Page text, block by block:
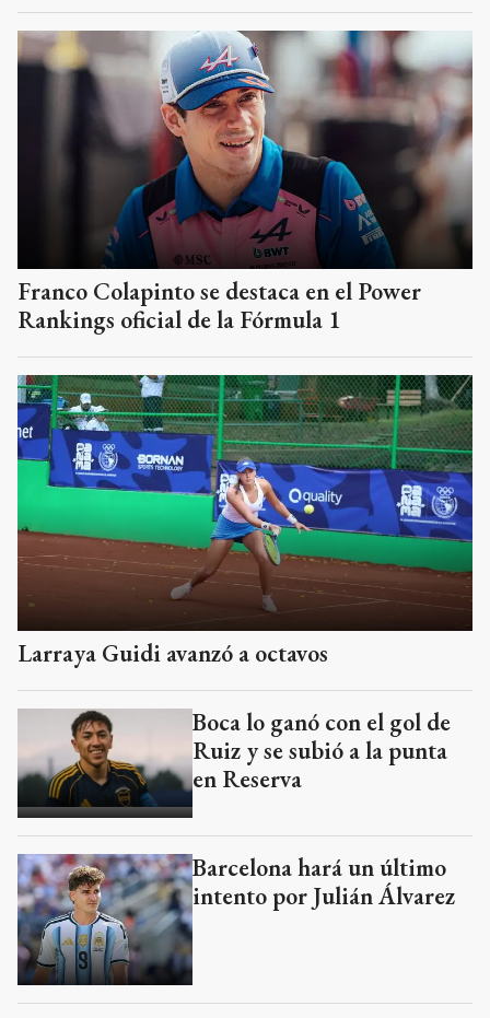
Franco Colapinto se destaca en el Power
Rankings oficial de la Fórmula 1
Larraya Guidi avanzó a octavos
Boca lo ganó con el gol de
Ruiz y se subió a la punta
en Reserva
Barcelona hará un último
intento por Julián Álvarez